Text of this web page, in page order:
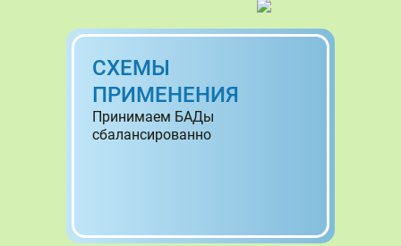
СХЕМЫ
ПРИМЕНЕНИЯ
Принимаем БАДы
сбалансированно